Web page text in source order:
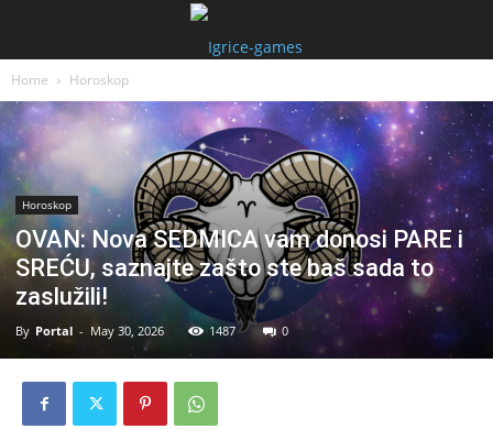
Home Horoskop
Horoskop
OVAN: Nova SEDMICA vam donosi PARE i
SREĆU, saznajte zašto ste baš sada to
zaslužili!
By Portal - May 30, 2026 1487 0